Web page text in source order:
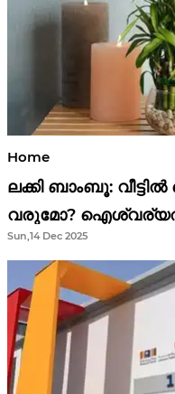
Home
ലക്കി ബാംബൂ:
വരുമോ?
ഫെങ് ഷൂയി
Sun,14 Dec 2025